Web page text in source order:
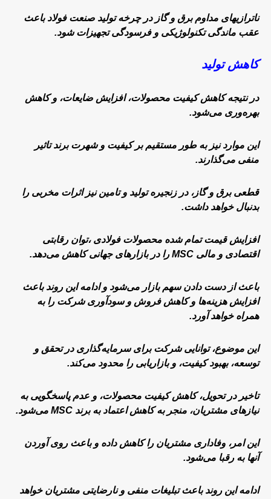
ناترازیهای مداوم برق و گاز در چرخه تولید صنعت فولاد باعث
عقب ماندگی تکنولوژیکی و فرسودگی تجهیزات شود.
کاهش تولید
در نتیجه کاهش کیفیت محصولات، افزایش ضایعات، و کاهش
بهره‌وری می‌شود.
این موارد نیز به طور مستقیم بر کیفیت و شهرت برند تاثیر
منفی می‌گذارند.
قطعی برق و گاز، در زنجیره تولید و تامین نیز اثرات مخربی را
بدنبال خواهد داشت.
افزایش قیمت تمام شده محصولات فولادی ،توان رقابتی
اقتصادی و مالی MSC را در بازارهای جهانی کاهش می‌دهد.
باعث از دست دادن سهم بازار می‌شود و ادامه این روند باعث
افزایش هزینه‌ها و کاهش فروش و سودآوری شرکت را به
همراه خواهد آورد.
این موضوع، توانایی شرکت برای سرمایه‌گذاری در تحقق و
توسعه، بهبود کیفیت، و بازاریابی را محدود می‌کند.
تاخیر در تحویل، کاهش کیفیت محصولات، و عدم پاسخگویی به
نیازهای مشتریان، منجر به کاهش اعتماد به برند MSC می‌شود.
این امر، وفاداری مشتریان را کاهش داده و باعث روی آوردن
آنها به رقبا می‌شود.
ادامه این روند باعث تبلیغات منفی و نارضایتی مشتریان خواهد